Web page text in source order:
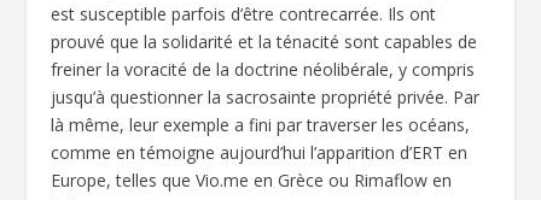
est susceptible parfois d’être contrecarrée. Ils ont
prouvé que la solidarité et la ténacité sont capables de
freiner la voracité de la doctrine néolibérale, y compris
jusqu’à questionner la sacrosainte propriété privée. Par
là même, leur exemple a fini par traverser les océans,
comme en témoigne aujourd’hui l’apparition d’ERT en
Europe, telles que Vio.me en Grèce ou Rimaflow en